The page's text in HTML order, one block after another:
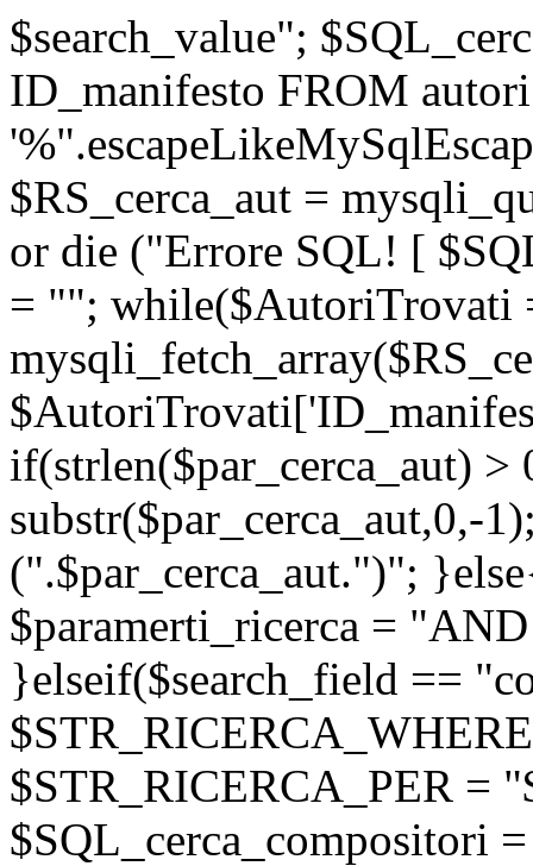
$search_value";
ID_manifesto FROM
$RS_cerca_aut =
or die ("Errore SQL! [
= ""; while($AutoriTrovati
if(strlen($par_cerca_aut) >
substr($par_cerca_aut,0,-
(".$par_cerca_aut.")";
$paramerti_ricerca =
}elseif($search_field ==
$STR_RICERCA_PER = "
$SQL_cerca_compositori